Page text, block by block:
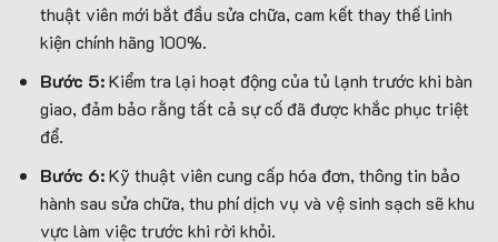
thuật viên mới bắt đầu sửa chữa, cam kết thay thế linh
kiện chính hãng 100%.
Bước 5:Kiểm tra lại hoạt động của tủ lạnh trước khi bàn
giao, đảm bảo rằng tất cả sự cố đã được khắc phục triệt
để.
Bước 6:Kỹ thuật viên cung cấp hóa đơn, thông tin bảo
hành sau sửa chữa, thu phí dịch vụ và vệ sinh sạch sẽ khu
vực làm việc trước khi rời khỏi.